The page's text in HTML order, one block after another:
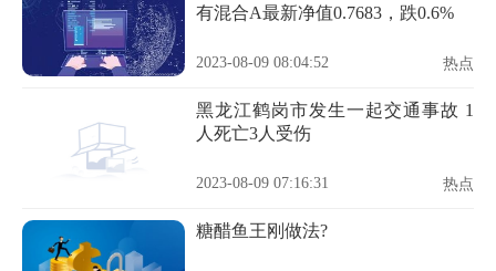
有混合A最新净值0.7683，跌0.6%
2023-08-09 08:04:52 热点
黑龙江鹤岗市发生一起交通事故 1
人死亡3人受伤
2023-08-09 07:16:31 热点
糖醋鱼王刚做法?